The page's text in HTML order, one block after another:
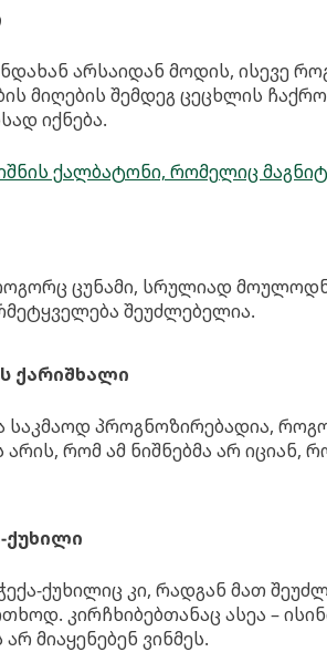
არსაიდან მოდის, ისევე
მიღების შემდეგ ცეცხლის
იქნება.
ქალბატონი, რომელიც
ცუნამი, სრულიად
შეუძლებელია.
ქარიშხალი
საკმაოდ პროგნოზირებადია,
არის, რომ ამ ნიშნებმა არ
ქუხილი
ქუხილიც კი, რადგან მათ
კირჩხიბებთანაც ასეა –
მიაყენებენ ვინმეს.